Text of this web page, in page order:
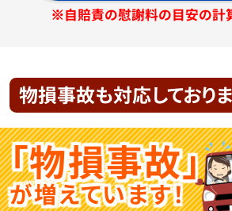
※自賠責の慰謝料の目安の計算
物損事故も対応しており
「物損事故」
が増えています！